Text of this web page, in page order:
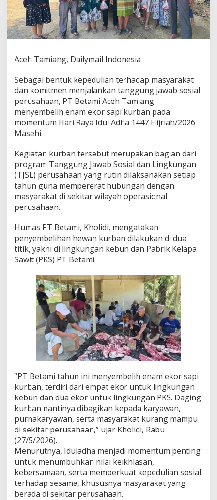
T
a
n
g
g
n
g
a
w
a
b
S
o
a
l
P
T
B
m
i
A
c
h
T
a
m
i
a
n
g
S
e
m
e
l
i
h
n
a
E
k
o
r
S
a
Aceh Tamiang, Dailymail Indonesia
Sebagai bentuk kepedulian terhadap masyarakat
dan komitmen menjalankan tanggung jawab sosial
perusahaan, PT Betami Aceh Tamiang
menyembelih enam ekor sapi kurban pada
momentum Hari Raya Idul Adha 1447 Hijriah/2026
Masehi.
Kegiatan kurban tersebut merupakan bagian dari
program Tanggung Jawab Sosial dan Lingkungan
(TJSL) perusahaan yang rutin dilaksanakan setiap
tahun guna mempererat hubungan dengan
masyarakat di sekitar wilayah operasional
perusahaan.
Humas PT Betami, Kholidi, mengatakan
penyembelihan hewan kurban dilakukan di dua
titik, yakni di lingkungan kebun dan Pabrik Kelapa
Sawit (PKS) PT Betami.
“PT Betami tahun ini menyembelih enam ekor sapi
kurban, terdiri dari empat ekor untuk lingkungan
kebun dan dua ekor untuk lingkungan PKS. Daging
kurban nantinya dibagikan kepada karyawan,
purnakaryawan, serta masyarakat kurang mampu
di sekitar perusahaan,” ujar Kholidi, Rabu
(27/5/2026).
Menurutnya, Iduladha menjadi momentum penting
untuk menumbuhkan nilai keikhlasan,
kebersamaan, serta memperkuat kepedulian sosial
terhadap sesama, khususnya masyarakat yang
berada di sekitar perusahaan.